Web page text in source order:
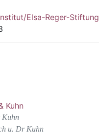
Elsa-Reger-Stiftung
Kuhn
u. Dr Kuhn